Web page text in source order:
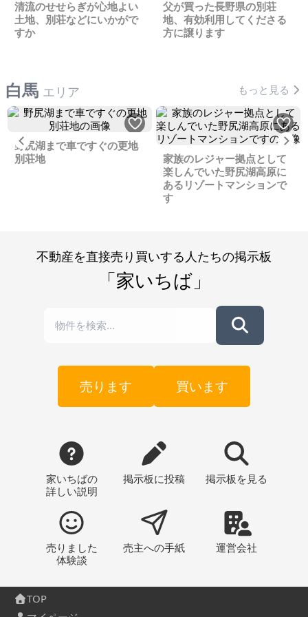
清流のせせらぎが心地よい
土地、別荘などにいかがで
すか
父が買った長野県の別荘
地、有効利用してくださる
方に譲ります
白馬 エリア もっと見る
Previous
野尻湖まで車ですぐの更地
別荘地
家族のレジャー拠点として
楽しんでいた野尻湖高原に
あるリゾートマンションで
す
不動産を直接売り買いする人たちの掲示板
「家いちば」
売ります 買います
家いちばの
詳しい説明
掲示板に投稿 掲示板 を見る
売りました
体験談
売主への手紙 運営会社
TOP